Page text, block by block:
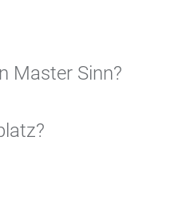
Master Sinn?